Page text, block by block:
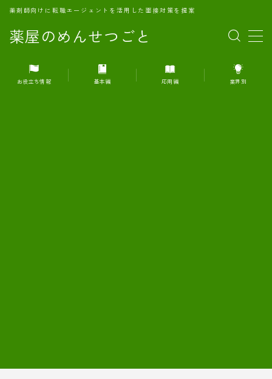
薬屋のめんせつごと
薬剤師向けに転職エージェントを活用した面接対策を提案
MENU
1.転職エージェントとは何か？
お役立ち情報 基本編 応用編 業界別